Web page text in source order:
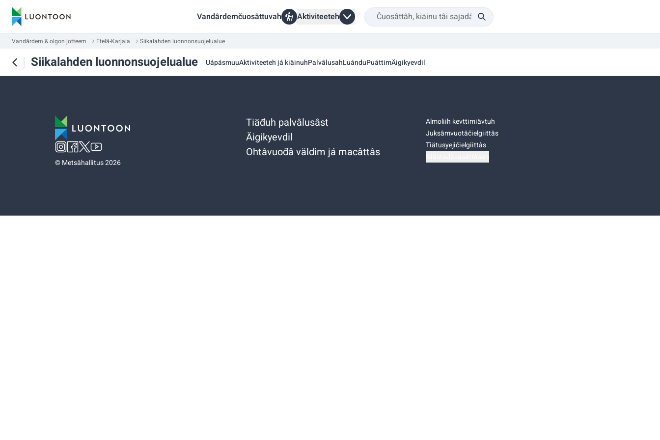
Vandârdemčuosâttuvah Aktiviteeteh
Vandârdem & olgon jotteem Etelä-Karjala Siikalahden luonnonsuojelualue
Siikalahden luonnonsuojelualue UápásmuuAktiviteeteh já kiäinuhPalvâlusahLuánduPuáttimÄigikyevdil
©Metsähallitus 2026
Tiäđuh palvâlusâst
Äigikyevdil
Ohtâvuođâ väldim já macâttâs
Almoliih kevttimiävtuh
Juksâmvuotâčielgiittâs
Tiätusyejičielgiittâs